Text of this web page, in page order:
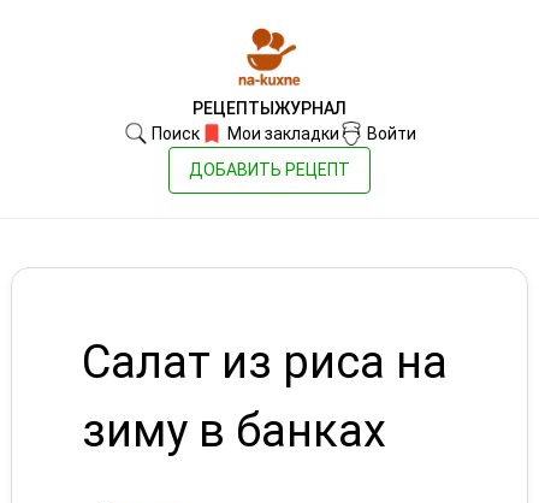
РЕЦЕПТЫ ЖУРНАЛ
Поиск
Мои закладки
Войти
ДОБАВИТЬ РЕЦЕПТ
Салат из риса на
зиму в банках